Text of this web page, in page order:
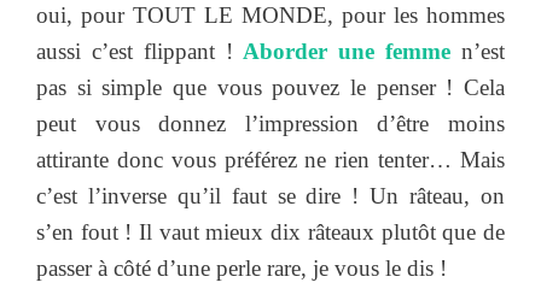
oui, pour TOUT LE MONDE, pour les hommes
aussi c’est flippant ! Aborder une femme n’est
pas si simple que vous pouvez le penser ! Cela
peut vous donnez l’impression d’être moins
attirante donc vous préférez ne rien tenter… Mais
c’est l’inverse qu’il faut se dire ! Un râteau, on
s’en fout ! Il vaut mieux dix râteaux plutôt que de
passer à côté d’une perle rare, je vous le dis !